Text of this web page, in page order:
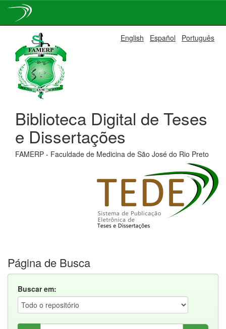
navigation
English Español Português
Biblioteca Digital de Teses
e Dissertações
FAMERP - Faculdade de Medicina de São José do Rio Preto
Página de Busca
Buscar em: